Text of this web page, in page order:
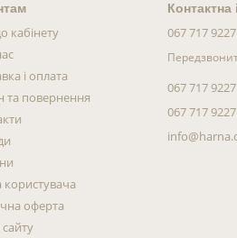
кабінету
і оплата
та повернення
користувача
оферта
Контактна
067 717 9227
067 717 9227
067 717 9227